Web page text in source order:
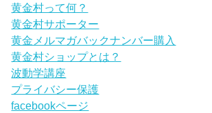
黄金村って何？
黄金村サポーター
黄金メルマガバックナンバー購入
黄金村ショップとは？
波動学講座
プライバシー保護
facebookページ